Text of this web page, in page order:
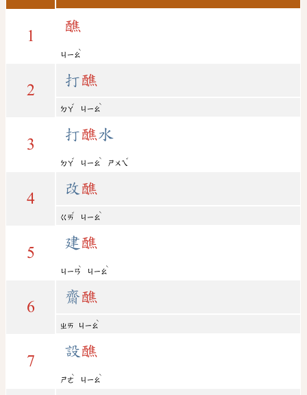
1
醮
ㄐㄧㄠ
ˋ
2
打醮
ㄉㄚ
ˇ
ㄐㄧㄠ
ˋ
3
打醮水
ㄉㄚ
ˇ
ㄐㄧㄠ
ˋ
ㄕㄨㄟ
ˇ
4
改 醮
ㄍㄞ
ˇ
ㄐㄧㄠ
ˋ
5
建醮
ㄐㄧㄢ
ˋ
ㄐㄧㄠ
ˋ
6
齋醮
ㄓㄞ ㄐㄧㄠ
ˋ
7
設醮
ㄕㄜ
ˋ
ㄐㄧㄠ
ˋ